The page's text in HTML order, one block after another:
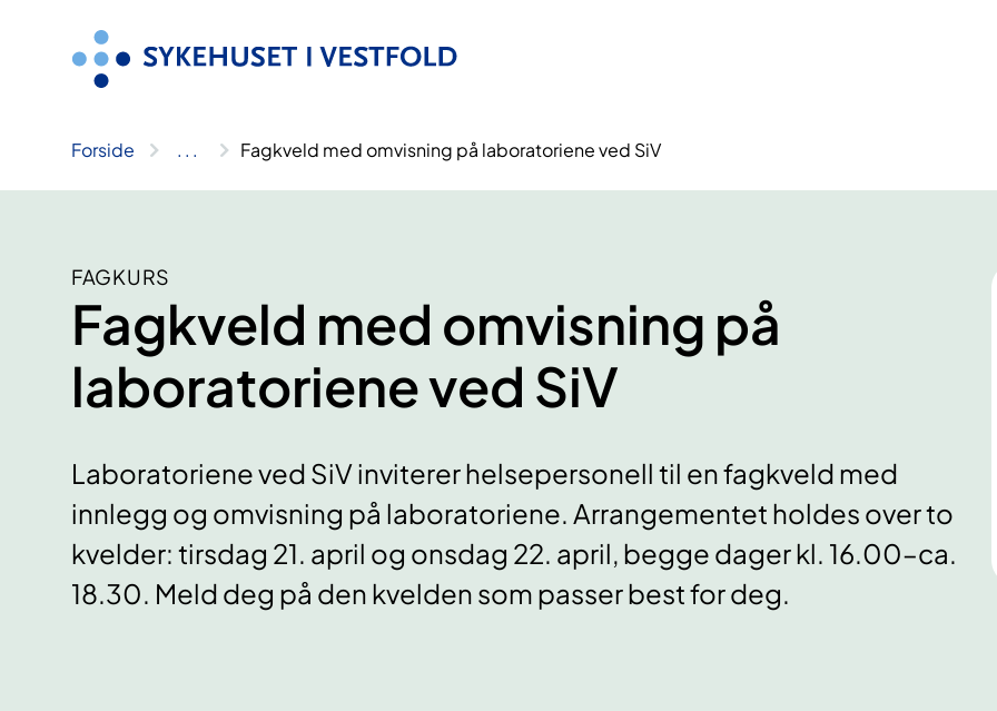
Forside .. . Fagkveld med omvisning på laboratoriene ved SiV
FAGKURS
Fagkveld med omvisning på
laboratoriene ved SiV
Laboratoriene ved SiV inviterer helsepersonell til en fagkveld med
innlegg og omvisning på laboratoriene. Arrangementet holdes over to
kvelder: tirsdag 21. april og onsdag 22. april, begge dager kl. 16.00–ca.
18.30. Meld deg på den kvelden som passer best for deg.